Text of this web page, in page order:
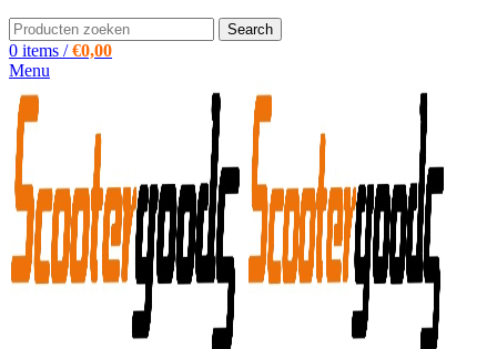
Search
0 items / €0,00
Menu